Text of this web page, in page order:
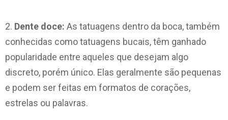
2. Dente doce: As tatuagens dentro da boca, também
conhecidas como tatuagens bucais, têm ganhado
popularidade entre aqueles que desejam algo
discreto, porém único. Elas geralmente são pequenas
e podem ser feitas em formatos de corações,
estrelas ou palavras.